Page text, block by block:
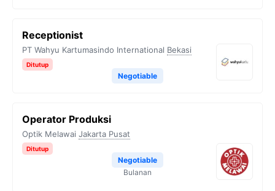
Receptionist
PT Wahyu Kartumasindo International Bekasi
Ditutup
Negotiable
Operator Produksi
Optik Melawai Jakarta Pusat
Ditutup
Negotiable
Bulanan